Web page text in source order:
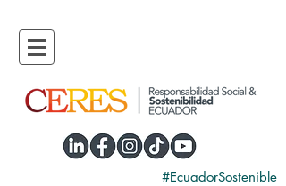
#EcuadorSostenible